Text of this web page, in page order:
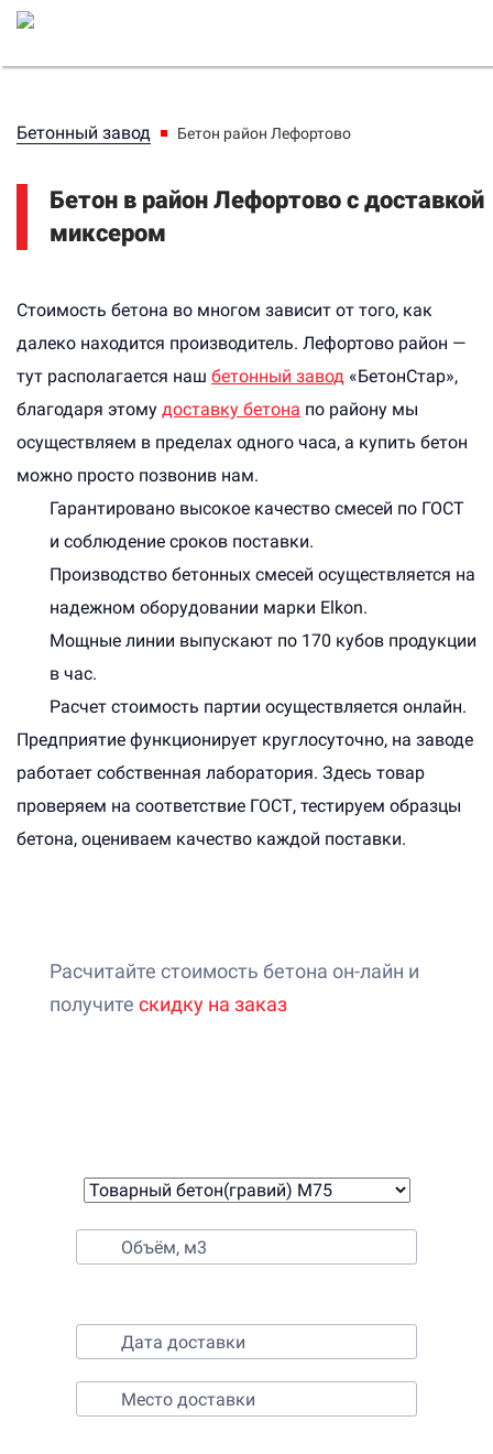
Бетонный завод Бетон район Лефортово
Бетон в район Лефортово с доставкой
миксером
Стоимость бетона во многом зависит от того, как
далеко находится производитель. Лефортово район —
тут располагается наш бетонный завод «БетонСтар»,
благодаря этому доставку бетона по району мы
осуществляем в пределах одного часа, а купить бетон
можно просто позвонив нам.
Гарантировано высокое качество смесей по ГОСТ
и соблюдение сроков поставки.
Производство бетонных смесей осуществляется на
надежном оборудовании марки Elkon.
Мощные линии выпускают по 170 кубов продукции
в час.
Расчет стоимость партии осуществляется онлайн.
Предприятие функционирует круглосуточно, на заводе
работает собственная лаборатория. Здесь товар
проверяем на соответствие ГОСТ, тестируем образцы
бетона, оцениваем качество каждой поставки.
Расчитайте стоимость бетона он-лайн и
получите скидку на заказ